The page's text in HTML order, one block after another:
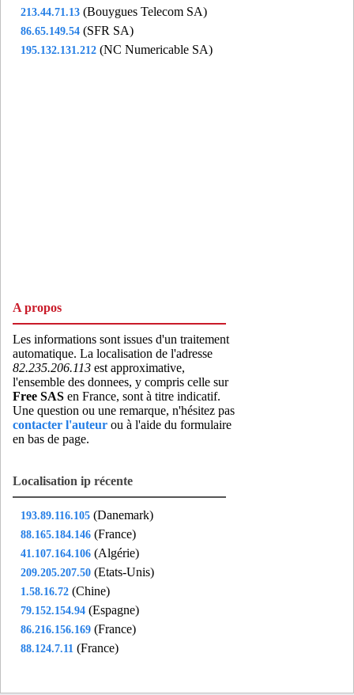
213.44.71.13 (Bouygues Telecom SA)
86.65.149.54 (SFR SA)
195.132.131.212 (NC Numericable SA)
A propos
Les informations sont issues d'un traitement
automatique. La localisation de l'adresse
82.235.206.113 est approximative,
l'ensemble des donnees, y compris celle sur
Free SAS en France, sont à titre indicatif.
Une question ou une remarque, n'hésitez pas
contacter l'auteur ou à l'aide du formulaire
en bas de page.
Localisation ip récente
193.89.116.105 (Danemark)
88.165.184.146 (France)
41.107.164.106 (Algérie)
209.205.207.50 (Etats-Unis)
1.58.16.72 (Chine)
79.152.154.94 (Espagne)
86.216.156.169 (France)
88.124.7.11 (France)